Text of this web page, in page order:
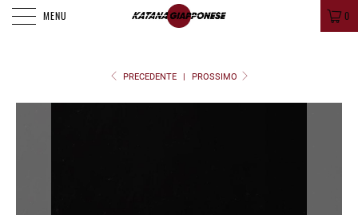
MENU 0
PRECEDENTE | PROSSIMO